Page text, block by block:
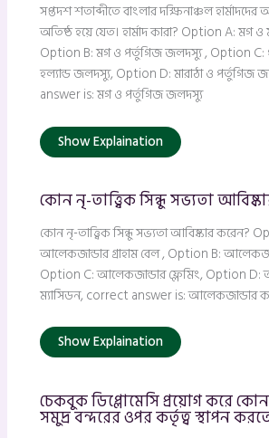
সপ্তদশ শতাব্দীতে বাংলার দক্ষিনাঞ্চল
অতিষ্ঠ হয়ে যেত। হার্মাদ কারা? Option A: মগ ও
Option B: মগ ও পর্তুগিজ জলদস্যু , Option C:
হল্যান্ড জলদস্যু, Option D: মারাঠা ও
answer is: মগ ও পর্তুগিজ জলদস্যু
Show Explaination
কোন নৃ-তাত্ত্বিক সিন্ধু সভ্যতা
কোন নৃ-তাত্ত্বিক সিন্ধু সভ্যতা আবিষ্কার করেন?
আলেকজান্ডার গ্রাহাম বেল , Option B:
Option C: আলেকজান্ডার ফ্লেমিং, Option D:
ম্যাসিডন, correct answer is: আলেকজান্ডার
Show Explaination
চেকবুক ডিপ্লোমেসি প্রয়োগ করে কোন
সমুদ্র বন্দরের ওপর কর্তৃত্ব স্থাপন